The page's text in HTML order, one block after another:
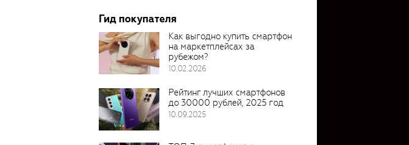
Гид покупателя
Как выгодно купить смартфон
на маркетплейсах за
рубежом?
10.02.2026
Рейтинг лучших смартфонов
до 30000 рублей, 2025 год
10.09.2025